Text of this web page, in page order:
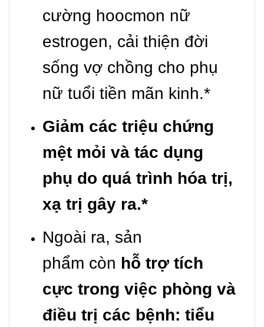
cường hoocmon nữ
estrogen, cải thiện đời
sống vợ chồng cho phụ
nữ tuổi tiền mãn kinh.*
Giảm các triệu chứng
mệt mỏi và tác dụng
phụ do quá trình hóa trị,
xạ trị gây ra.*
Ngoài ra, sản
phẩm còn hỗ trợ tích
cực trong việc phòng và
điều trị các bệnh: tiểu